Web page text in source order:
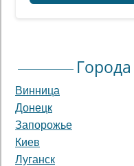
Винница
Донецк
Запорожье
Киев
Луганск